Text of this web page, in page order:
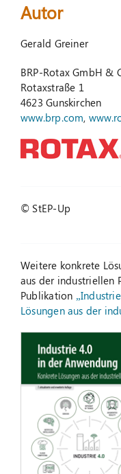
Autor
Gerald Greiner
BRP-Rotax GmbH &
Rotaxstraße 1
4623 Gunskirchen
www.brp.com,
© StEP-Up
Weitere konkrete
aus der industriellen
Publikation
Lösungen aus der